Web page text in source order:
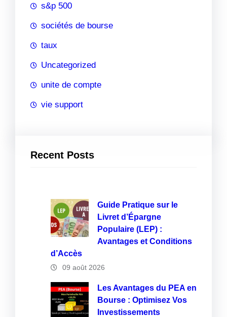
s&p 500
sociétés de bourse
taux
Uncategorized
unite de compte
vie support
Recent Posts
Guide Pratique sur le
Livret d’Épargne
Populaire (LEP) :
Avantages et Conditions
d’Accès
09 août 2026
Les Avantages du PEA en
Bourse : Optimisez Vos
Investissements